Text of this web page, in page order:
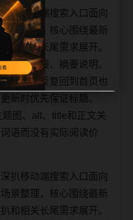
扒移动端搜索入口面向
景整理，核心围绕最新
和相关长尾需求展开。
栏目承接、摘要说明、
户不用反复回到首页也
新时优先保证标题、
图、alt、title和正文关
语而没有实际阅读价
扒移动端搜索入口面向
景整理，核心围绕最新
和相关长尾需求展开。